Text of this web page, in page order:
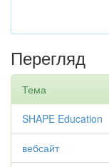
Перегляд
Тема
SHAPE Education
вебсайт